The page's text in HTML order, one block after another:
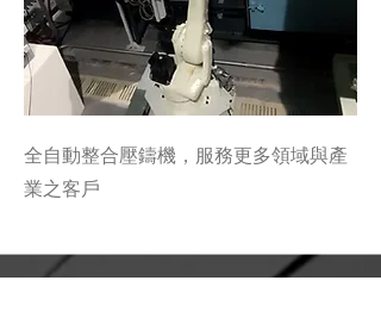
全自動整合壓鑄機，服務更多領域與產
業之客戶